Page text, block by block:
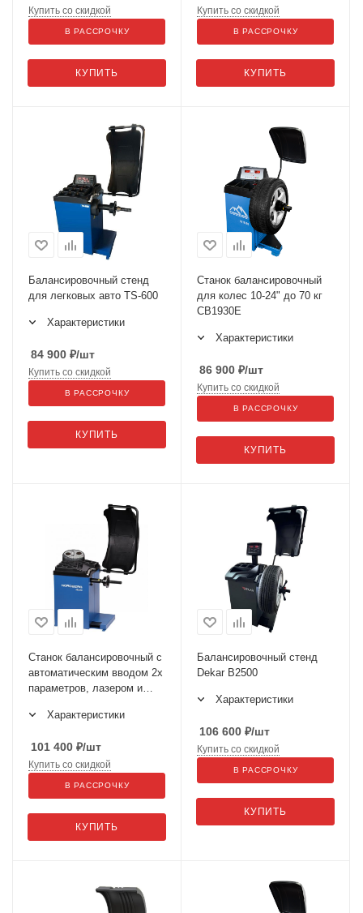
КУПИТЬ
Купить со скидкой
В РАССРОЧКУ
КУПИТЬ
Купить со скидкой
В РАССРОЧКУ
Балансировочный стенд
для легковых авто TS-600
Характеристики
84 900 ₽/шт
КУПИТЬ
Купить со скидкой
В РАССРОЧКУ
Cтанок балансировочный
для колес 10-24" до 70 кг
CB1930E
Характеристики
86 900 ₽/шт
КУПИТЬ
Купить со скидкой
В РАССРОЧКУ
Станок балансировочный с
автоматическим вводом 2х
параметров, лазером и
4523N1Характеристики
101 400 ₽/шт
КУПИТЬ
Купить со скидкой
В РАССРОЧКУ
Балансировочный стенд
Dekar B2500
Характеристики
106 600 ₽/шт
КУПИТЬ
Купить со скидкой
В РАССРОЧКУ